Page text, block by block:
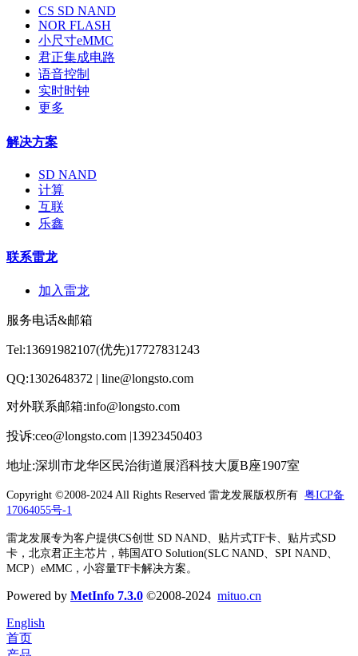
CS SD NAND
NOR FLASH
小尺寸eMMC
君正集成电路
语音控制
实时时钟
更多
解决方案
SD NAND
计算
互联
乐鑫
联系雷龙
加入雷龙
服务电话&邮箱
Tel:13691982107(优先)17727831243
QQ:1302648372 | line@longsto.com
对外联系邮箱:info@longsto.com
投诉:ceo@longsto.com |13923450403
地址:深圳市龙华区民治街道展滔科技大厦B座1907室
Copyright ©2008-2024 All Rights Reserved 雷龙发展版权所有 粤ICP备
17064055号-1
雷龙发展专为客户提供CS创世 SD NAND、贴片式TF卡、贴片式SD
卡，北京君正主芯片，韩国ATO Solution(SLC NAND、SPI NAND、
MCP）eMMC，小容量TF卡解决方案。
Powered by MetInfo 7.3.0 ©2008-2024 mituo.cn
English
首页